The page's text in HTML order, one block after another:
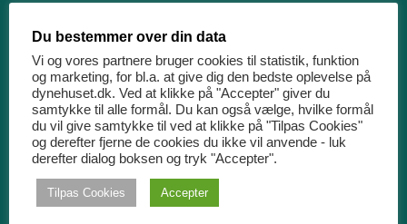
PRODUKTKATEGORIER
Dyner
Dundyner
Silkedyner
Du bestemmer over din data
Vi og vores partnere bruger cookies til statistik, funktion
og marketing, for bl.a. at give dig den bedste oplevelse på
dynehuset.dk. Ved at klikke på "Accepter" giver du
samtykke til alle formål. Du kan også vælge, hvilke formål
du vil give samtykke til ved at klikke på "Tilpas Cookies"
og derefter fjerne de cookies du ikke vil anvende - luk
derefter dialog boksen og tryk "Accepter".
Tilpas Cookies Accepter